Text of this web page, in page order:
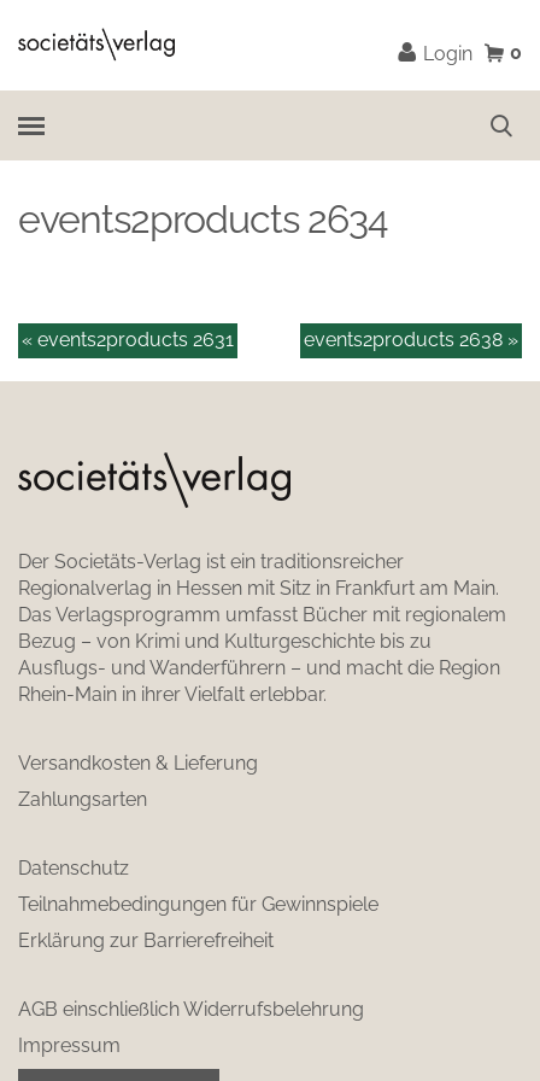
Login 0
events2products 2634
events2products 2638 »
« events2products 2631
Der Societäts-Verlag ist ein traditionsreicher
Regionalverlag in Hessen mit Sitz in Frankfurt am Main.
Das Verlagsprogramm umfasst Bücher mit regionalem
Bezug – von Krimi und Kulturgeschichte bis zu
Ausflugs- und Wanderführern – und macht die Region
Rhein-Main in ihrer Vielfalt erlebbar.
Versandkosten & Lieferung
Zahlungsarten
Datenschutz
Teilnahmebedingungen für Gewinnspiele
Erklärung zur Barrierefreiheit
AGB einschließlich Widerrufsbelehrung
Impressum